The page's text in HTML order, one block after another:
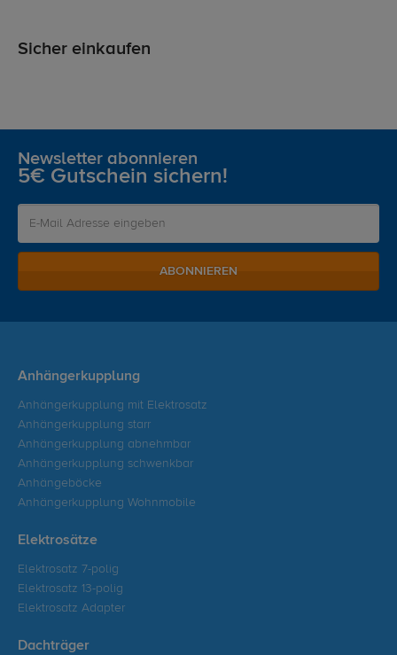
Sicher einkaufen
Newsletter abonnieren
5€ Gutschein sichern!
ABONNIEREN
Anhängerkupplung
Anhängerkupplung mit Elektrosatz
Anhängerkupplung starr
Anhängerkupplung abnehmbar
Anhängerkupplung schwenkbar
Anhängeböcke
Anhängerkupplung Wohnmobile
Elektrosätze
Elektrosatz 7-polig
Elektrosatz 13-polig
Elektrosatz Adapter
Dachträger